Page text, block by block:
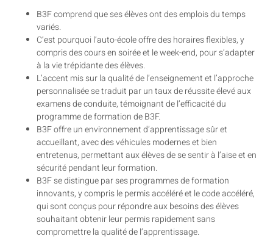
B3F comprend que ses élèves ont des emplois du temps
variés.
C’est pourquoi l’auto-école offre des horaires flexibles, y
compris des cours en soirée et le week-end, pour s’adapter
à la vie trépidante des élèves.
L’accent mis sur la qualité de l’enseignement et l’approche
personnalisée se traduit par un taux de réussite élevé aux
examens de conduite, témoignant de l’efficacité du
programme de formation de B3F.
B3F offre un environnement d’apprentissage sûr et
accueillant, avec des véhicules modernes et bien
entretenus, permettant aux élèves de se sentir à l’aise et en
sécurité pendant leur formation.
B3F se distingue par ses programmes de formation
innovants, y compris le permis accéléré et le code accéléré,
qui sont conçus pour répondre aux besoins des élèves
souhaitant obtenir leur permis rapidement sans
compromettre la qualité de l’apprentissage.